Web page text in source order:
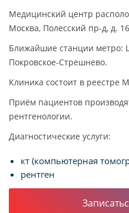
Медицинский центр
Москва, Полесский пр-д, д.
Ближайшие станции метро:
Покровское-Стрешнево.
Клиника состоит в
Приём пациентов
рентгенологии.
Диагностические услуги:
кт (компьютерная
рентген